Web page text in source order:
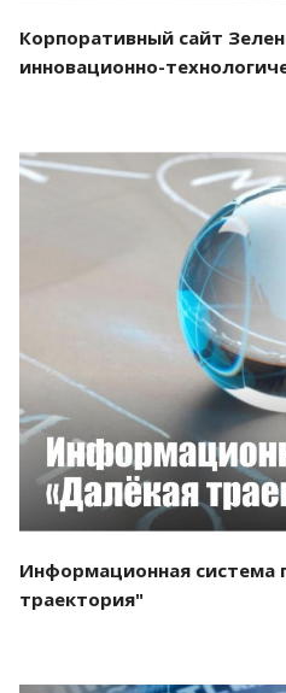
Корпоративный сайт
инновационно-
Смотреть
Информационная система
траектория"